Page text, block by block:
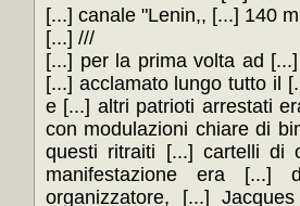
[...] canale "Lenin,, [...] 140
[...] ///
[...] per la prima volta ad
[...] acclamato lungo tutto il
e [...] altri patrioti arrestati
con modulazioni chiare di
questi ritraiti [...] cartelli di
manifestazione era [...]
organizzatore, [...]